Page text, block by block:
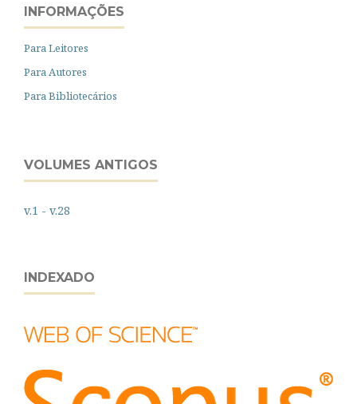
INFORMAÇÕES
Para Leitores
Para Autores
Para Bibliotecários
VOLUMES ANTIGOS
v.1 - v.28
INDEXADO